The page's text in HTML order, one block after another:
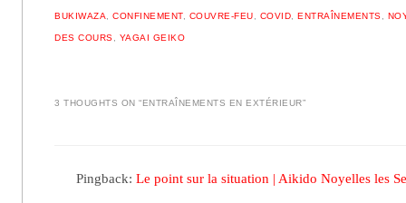
BUKIWAZA ,CONFINEMENT, COUVRE-FEU COVID ,ENTRAÎNEMENTS
DES COURS YAGAI GEIKO
3 THOUGHTS ON “ENTRAÎNEMENTS EN EXTÉRIEUR”
Pingback:Le point sur la situation | Aikido Noyelles les